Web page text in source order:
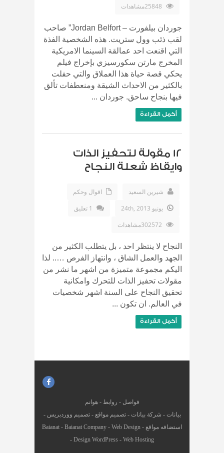
جوردان بيلفورت – Jordan Belfort” صاحب
لقب ذئب وول ستريت. هذه الشخصية الفذة
التي اقنعت احد عمالقة السينما الامريكية
المخرج مارتن سكورسيزي بإخراج فيلم
يحكي قصة حياة هذا العملاق والتي حفلت
بالكثير من الاحداث الشيقة ومنعطفات تألق
فيها بنجاح ساحق. جوردان ...
أكمل القراءة
12 مقولة لتحفيز الذات
وايقاظ شعلة النجاح
شيرين السعيد
اقوال وحكم
يونيو 24th, 2013
1 تعليق
النجاح لا ينتظر احد ، بل يتطلب الكثير من
الجهد والعمل الشاق ، وانتهاز الفرص ….. لذا
اليكم مجموعة متميزة من اشهر ما نشر من
مقولات تحفيز الذات للتحرك وامكانية
تحقيق النجاح على السنة اشهر شخصيات
في العالم. ان تكون ...
أكمل القراءة
فواصل - روابط -هوانم
بيانات - شركة بيانات -تصميم مواقع -تصميم ووردبريس -
استضافه مواقع -
Baianat - Baianat Company - Web Design
- Design WordPress - Web Hosting